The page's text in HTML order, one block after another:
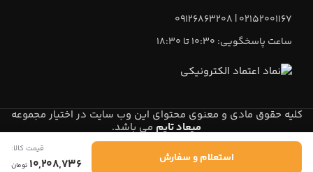
استعلام و سفارش
قیمت کالا:
10,208,736 تومان
02152001167 | 09126863208
ساعت پاسخگویی: 10:30 تا 18:30
کلیه حقوق مادی و معنوی محتوای این وب سایت در اختیار مجموعه
میعاد تایم می باشد.